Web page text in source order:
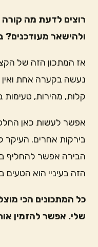
רוצים לדעת מה
ולהישאר מעודכנים?
אז המתכון הזה של
נעשה בקערה אחת ואין
קלות, מהירות, טעימות
אפשר לעשות כאן
בירקות אחרים.
הבירה אפשר להחליף
הזה בעיניי הוא הטעים
כל המתכונים הכי
שלי. אפשר להזמין